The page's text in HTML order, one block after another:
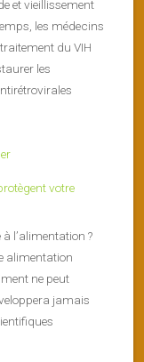
et vieillissement
les médecins
du VIH
les
votre
l’alimentation ?
alimentation
ne peut
jamais